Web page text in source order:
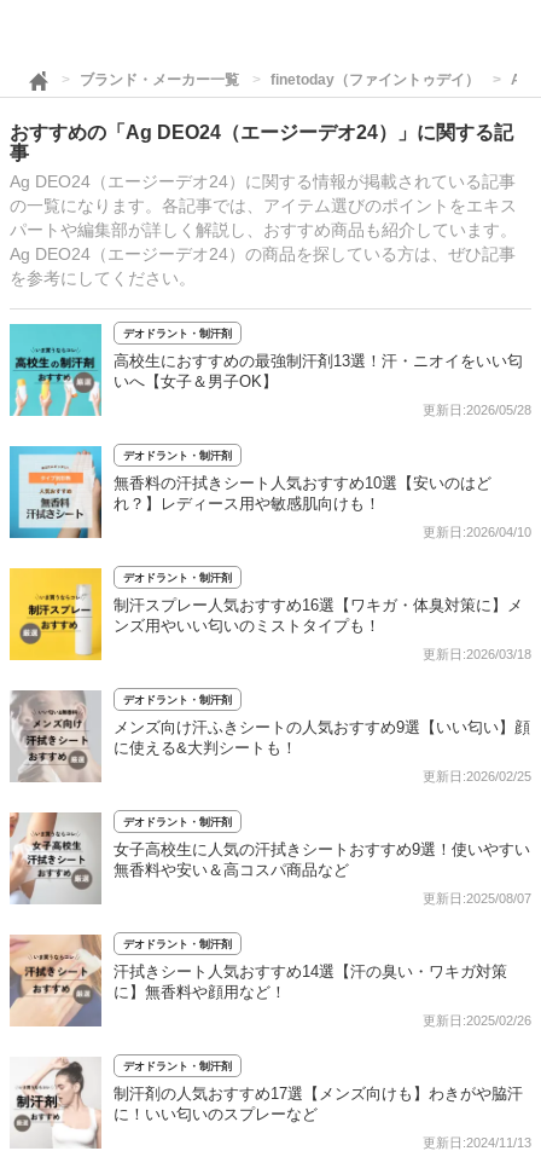
ブランド・メーカー一覧 finetoday（ファイントゥデイ） Ag
おすすめの「Ag DEO24（エージーデオ24）」に関する記
事
Ag DEO24（エージーデオ24）に関する情報が掲載されている記事
の一覧になります。各記事では、アイテム選びのポイントをエキス
パートや編集部が詳しく解説し、おすすめ商品も紹介しています。
Ag DEO24（エージーデオ24）の商品を探している方は、ぜひ記事
を参考にしてください。
デオドラント・制汗剤
高校生におすすめの最強制汗剤13選！汗・ニオイをいい匂
いへ【女子＆男子OK】
更新日:2026/05/28
デオドラント・制汗剤
無香料の汗拭きシート人気おすすめ10選【安いのはど
れ？】レディース用や敏感肌向けも！
更新日:2026/04/10
デオドラント・制汗剤
制汗スプレー人気おすすめ16選【ワキガ・体臭対策に】メ
ンズ用やいい匂いのミストタイプも！
更新日:2026/03/18
デオドラント・制汗剤
メンズ向け汗ふきシートの人気おすすめ9選【いい匂い】顔
に使える&大判シートも！
更新日:2026/02/25
デオドラント・制汗剤
女子高校生に人気の汗拭きシートおすすめ9選！使いやすい
無香料や安い＆高コスパ商品など
更新日:2025/08/07
デオドラント・制汗剤
汗拭きシート人気おすすめ14選【汗の臭い・ワキガ対策
に】無香料や顔用など！
更新日:2025/02/26
デオドラント・制汗剤
制汗剤の人気おすすめ17選【メンズ向けも】わきがや脇汗
に！いい匂いのスプレーなど
更新日:2024/11/13